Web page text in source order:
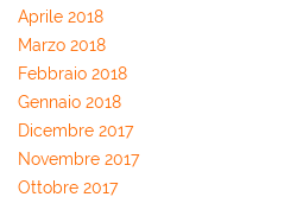
Aprile 2018
Marzo 2018
Febbraio 2018
Gennaio 2018
Dicembre 2017
Novembre 2017
Ottobre 2017